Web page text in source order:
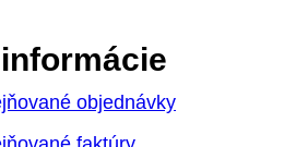
objednávky